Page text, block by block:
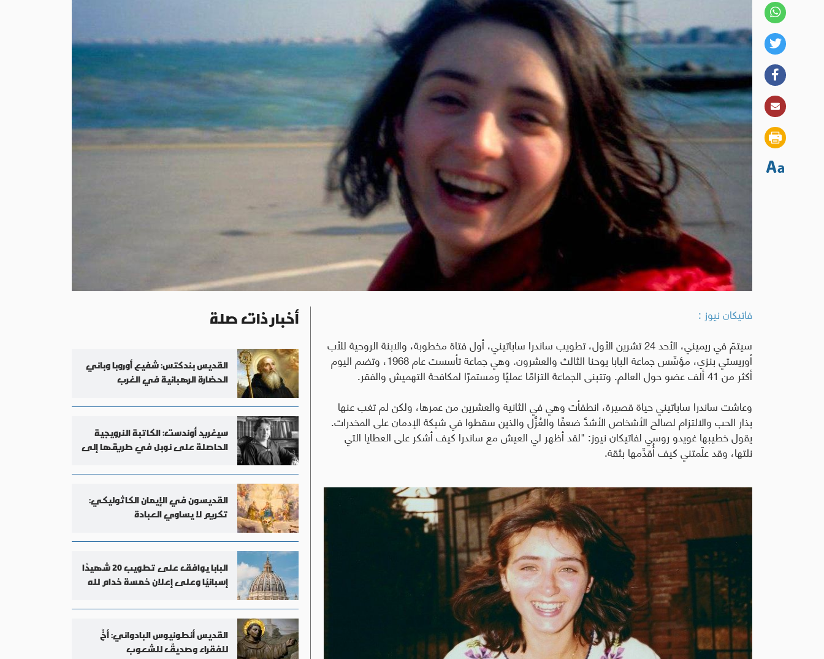
فاتيكان نيوز :
سيتمّ في ريميني، الأحد 24 تشرين الأول، تطويب ساندرا ساباتيني، أول فتاة مخطوبة، والابنة الروحية للأب
أوريستي بنزي، مؤسِّس جماعة البابا يوحنا الثالث والعشرون. وهي جماعة تأسست عام 1968، وتضم اليوم
أكثر من 41 ألف عضو حول العالم. وتتبنى الجماعة التزامًا عمليًا ومستمرًا لمكافحة التهميش والفقر.
وعاشت ساندرا ساباتيني حياة قصيرة، انطفأت وهي في الثانية والعشرين من عمرها، ولكن لم تغب عنها
بذار الحب والالتزام لصالح الأشخاص الأشدَّ ضعفًا والعُزَّل والذين سقطوا في شبكة الإدمان على المخدرات.
يقول خطيبها غويدو روسي لفاتيكان نيوز: "لقد أظهر لي العيش مع ساندرا كيف أشكر على العطايا التي
نلتها، وقد علّمتني كيف أُقدِّمها بثقة.
أخبار ذات صلة
القديس بندكتس: شفيع أوروبا وباني
الحضارة الرهبانية في الغرب
سيغريد أوندست: الكاتبة النرويجية
الحاصلة على نوبل في طريقها إلى
القديسون في الإيمان الكاثوليكي:
تكريم لا يساوي العبادة
البابا يوافق على تطويب 20 شهيدًا
إسبانيًا وعلى إعلان خمسة خدام لله
القديس أنطونيوس البادواني: أخٌ
للفقراء وصديقٌ للشعوب